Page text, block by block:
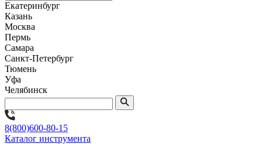
Екатеринбург
Казань
Москва
Пермь
Самара
Санкт-Петербург
Тюмень
Уфа
Челябинск
8(800)600-80-15
Каталог инструмента